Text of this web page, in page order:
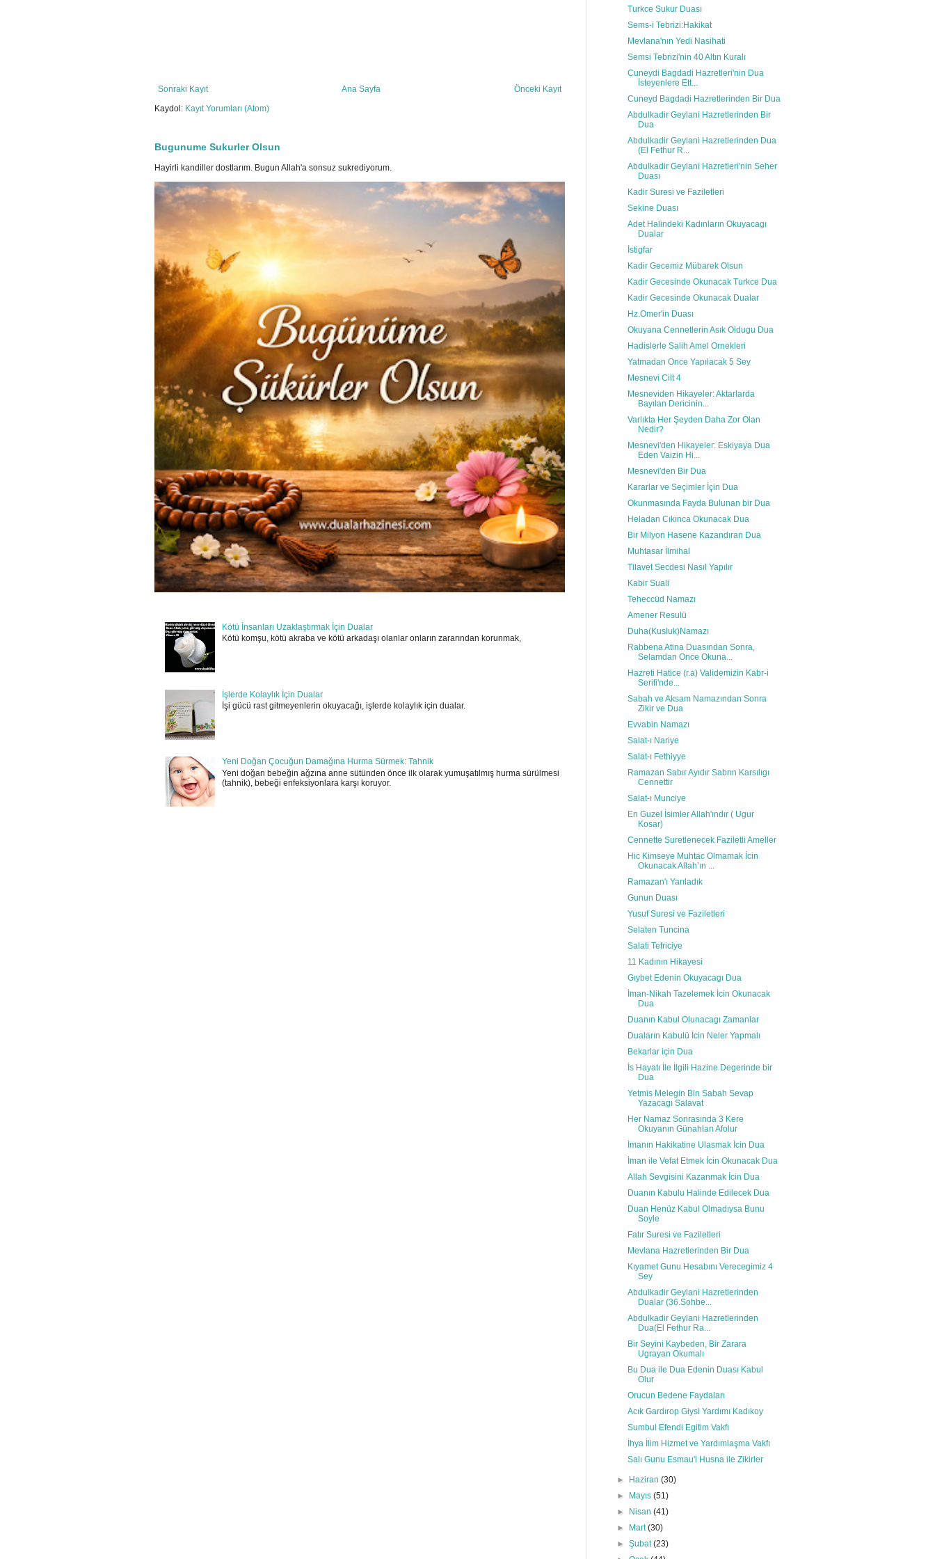
Sonraki Kayıt Önceki Kayıt
Ana Sayfa
Kaydol: Kayıt Yorumları (Atom)
Bugunume Sukurler Olsun
Hayirli kandiller dostlarım. Bugun Allah'a sonsuz sukrediyorum.
Kötü İnsanları Uzaklaştırmak İçin Dualar
Kötü komşu, kötü akraba ve kötü arkadaşı olanlar onların zararından korunmak,
İşlerde Kolaylık İçin Dualar
İşi gücü rast gitmeyenlerin okuyacağı, işlerde kolaylık için dualar.
Yeni Doğan Çocuğun Damağına Hurma Sürmek: Tahnik
Yeni doğan bebeğin ağzına anne sütünden önce ilk olarak yumuşatılmış hurma sürülmesi
(tahnik), bebeği enfeksiyonlara karşı koruyor.
Turkce Sukur Duası
Sems-i Tebrizi:Hakikat
Mevlana'nın Yedi Nasihati
Semsi Tebrizi'nin 40 Altın Kuralı
Cuneydi Bagdadi Hazretleri'nin Dua
İsteyenlere Ett...
Cuneyd Bagdadi Hazretlerinden Bir Dua
Abdulkadir Geylani Hazretlerinden Bir
Dua
Abdulkadir Geylani Hazretlerinden Dua
(El Fethur R...
Abdulkadir Geylani Hazretleri'nin Seher
Duası
Kadir Suresi ve Faziletleri
Sekine Duası
Adet Halindeki Kadınların Okuyacagı
Dualar
İstigfar
Kadir Gecemiz Mübarek Olsun
Kadir Gecesinde Okunacak Turkce Dua
Kadir Gecesinde Okunacak Dualar
Hz.Omer'in Duası
Okuyana Cennetlerin Asık Oldugu Dua
Hadislerle Salih Amel Ornekleri
Yatmadan Once Yapılacak 5 Sey
Mesnevi Cilt 4
Mesneviden Hikayeler: Aktarlarda
Bayılan Dericinin...
Varlıkta Her Şeyden Daha Zor Olan
Nedir?
Mesnevi'den Hikayeler: Eskiyaya Dua
Eden Vaizin Hi...
Mesnevi'den Bir Dua
Kararlar ve Seçimler İçin Dua
Okunmasında Fayda Bulunan bir Dua
Heladan Cıkınca Okunacak Dua
Bir Milyon Hasene Kazandıran Dua
Muhtasar İlmihal
Tilavet Secdesi Nasıl Yapılır
Kabir Suali
Teheccüd Namazı
Amener Resulü
Duha(Kusluk)Namazı
Rabbena Atina Duasından Sonra,
Selamdan Once Okuna...
Hazreti Hatice (r.a) Validemizin Kabr-i
Serifi'nde...
Sabah ve Aksam Namazından Sonra
Zikir ve Dua
Evvabin Namazı
Salat-ı Nariye
Salat-ı Fethiyye
Ramazan Sabır Ayıdır Sabrın Karsılıgı
Cennettir
Salat-ı Munciye
En Guzel İsimler Allah'ındır ( Ugur
Kosar)
Cennette Suretlenecek Faziletli Ameller
Hic Kimseye Muhtac Olmamak İcin
Okunacak Allah’ın ...
Ramazan'ı Yarıladık
Gunun Duası
Yusuf Suresi ve Faziletleri
Selaten Tuncina
Salati Tefriciye
11 Kadının Hikayesi
Gıybet Edenin Okuyacagı Dua
İman-Nikah Tazelemek İcin Okunacak
Dua
Duanın Kabul Olunacagı Zamanlar
Duaların Kabulü İcin Neler Yapmalı
Bekarlar için Dua
İs Hayatı İle İlgili Hazine Degerinde bir
Dua
Yetmis Melegin Bin Sabah Sevap
Yazacagı Salavat
Her Namaz Sonrasında 3 Kere
Okuyanın Günahları Afolur
İmanın Hakikatine Ulasmak İcin Dua
İman ile Vefat Etmek İcin Okunacak Dua
Allah Sevgisini Kazanmak İcin Dua
Duanın Kabulu Halinde Edilecek Dua
Duan Henüz Kabul Olmadıysa Bunu
Soyle
Fatır Suresi ve Faziletleri
Mevlana Hazretlerinden Bir Dua
Kıyamet Gunu Hesabını Verecegimiz 4
Sey
Abdulkadir Geylani Hazretlerinden
Dualar (36.Sohbe...
Abdulkadir Geylani Hazretlerinden
Dua(El Fethur Ra...
Bir Seyini Kaybeden, Bir Zarara
Ugrayan Okumalı
Bu Dua ile Dua Edenin Duası Kabul
Olur
Orucun Bedene Faydaları
Acık Gardırop Giysi Yardımı Kadıkoy
Sumbul Efendi Egitim Vakfı
İhya İlim Hizmet ve Yardımlaşma Vakfı
Salı Gunu Esmau'l Husna ile Zikirler
► Haziran(30)
►
Mayıs(51)
►
Nisan(41)
►
Mart(30)
►Şubat(23)